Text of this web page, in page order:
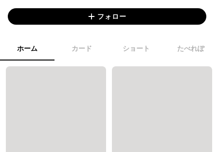
フォロー
ホーム カード ショート たべれぽ